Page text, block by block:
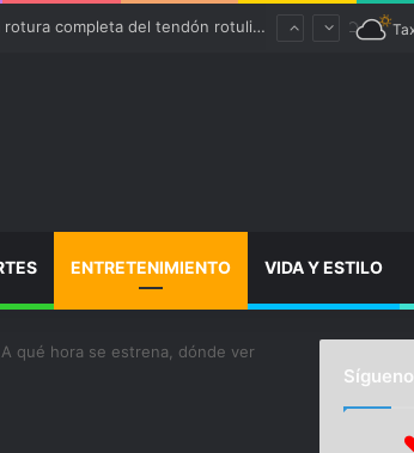
Ter Stegen operado “satisfactoriamente” de una rotura completa del tendón rotuliano
ENTRETENIMIENTO VIDA Y ESTILO
qué hora se estrena, dónde ver